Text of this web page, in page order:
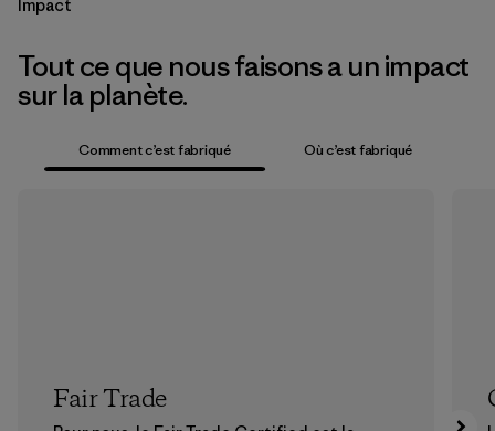
Impact
Tout ce que nous faisons a un impact
sur la planète.
Comment c’est fabriqué Où c’est fabriqué
Fair Trade